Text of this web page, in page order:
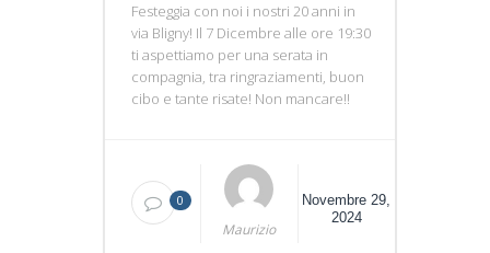
Festeggia con noi i nostri 20 anni in
via Bligny! Il 7 Dicembre alle ore 19:30
ti aspettiamo per una serata in
compagnia, tra ringraziamenti, buon
cibo e tante risate! Non mancare!!
0
Maurizio
Novembre 29,
2024